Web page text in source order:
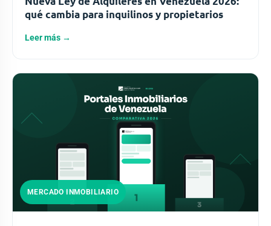
qué cambia para inquilinos y propietarios
Leer más →
MERCADO INMOBILIARIO